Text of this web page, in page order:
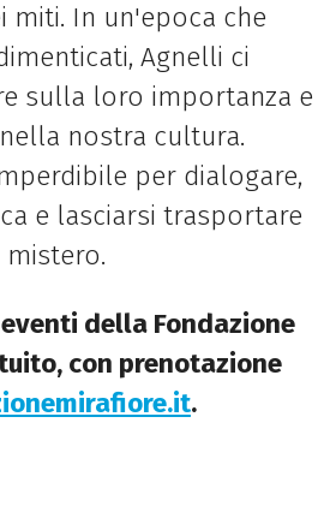
miti. In un'epoca che
Agnelli ci
sulla loro importanza e
nostra cultura.
per dialogare,
e lasciarsi trasportare
eventi della Fondazione
con prenotazione
.